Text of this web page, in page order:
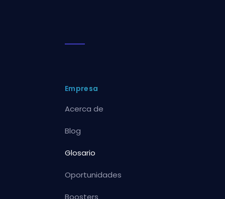
Empresa
Acerca de
Blog
Glosario
Oportunidades
Boosters